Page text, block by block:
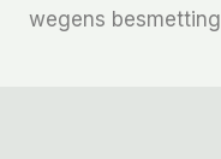
wegens besmetting